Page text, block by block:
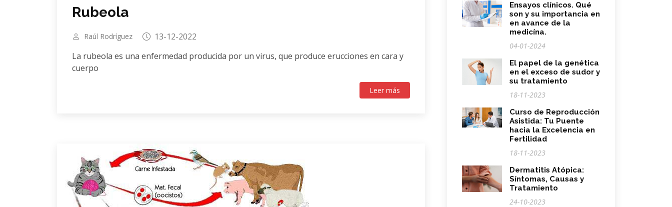
Rubeola
Raúl Rodríguez
13-12-2022
La rubeola es una enfermedad producida por un virus, que produce erucciones en cara y
cuerpo
Leer más
Ensayos clínicos. Qué
son y su importancia en
en avance de la
medicína.
04-01-2024
El papel de la genética
en el exceso de sudor y
su tratamiento
18-11-2023
Curso de Reproducción
Asistida: Tu Puente
hacia la Excelencia en
Fertilidad
18-11-2023
Dermatitis Atópica:
Síntomas, Causas y
Tratamiento
24-10-2023